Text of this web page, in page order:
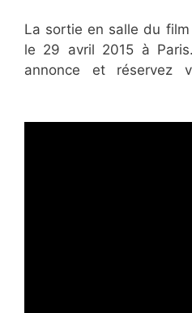
La sortie en salle du film
le 29 avril 2015 à
annonce et réservez